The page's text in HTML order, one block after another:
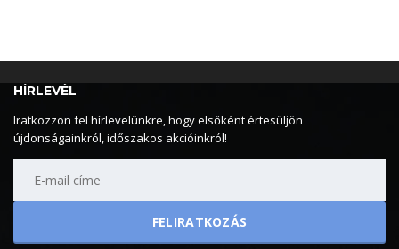
HÍRLEVÉL
Iratkozzon fel hírlevelünkre, hogy elsőként értesüljön
újdonságainkról, időszakos akcióinkról!